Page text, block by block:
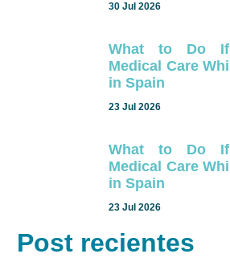
30 Jul 2026
What to Do If
Medical Care
in Spain
23 Jul 2026
What to Do If
Medical Care
in Spain
23 Jul 2026
Post recientes